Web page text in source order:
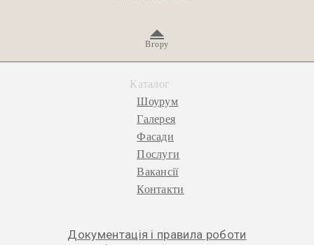
Вгору
Каталог
Шоурум
Галерея
Фасади
Послуги
Вакансії
Контакти
Документація і правила роботи